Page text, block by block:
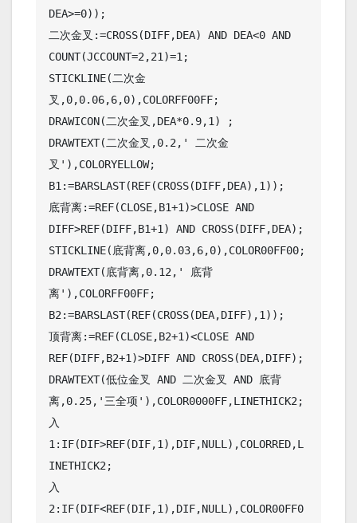
DEA>=0));
二次金叉:=CROSS(DIFF,DEA) AND DEA<0 AND
COUNT(JCCOUNT=2,21)=1;
STICKLINE(二次金
叉,0,0.06,6,0),COLORFF00FF;
DRAWICON(二次金叉,DEA*0.9,1) ;
DRAWTEXT(二次金叉,0.2,' 二次金
叉'),COLORYELLOW;
B1:=BARSLAST(REF(CROSS(DIFF,DEA),1));
底背离:=REF(CLOSE,B1+1)>CLOSE AND
DIFF>REF(DIFF,B1+1) AND CROSS(DIFF,DEA);
STICKLINE(底背离,0,0.03,6,0),COLOR00FF00;
DRAWTEXT(底背离,0.12,' 底背
离'),COLORFF00FF;
B2:=BARSLAST(REF(CROSS(DEA,DIFF),1));
顶背离:=REF(CLOSE,B2+1)<CLOSE AND
REF(DIFF,B2+1)>DIFF AND CROSS(DEA,DIFF);
DRAWTEXT(低位金叉 AND 二次金叉 AND 底背
离,0.25,'三全项'),COLOR0000FF,LINETHICK2;
入
1:IF(DIF>REF(DIF,1),DIF,NULL),COLORRED,L
INETHICK2;
入
2:IF(DIF<REF(DIF,1),DIF,NULL),COLOR00FF0